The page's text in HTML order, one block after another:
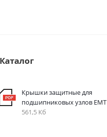
Каталог
Крышки защитные для
подшипниковых узлов ЕМТ
561,5 Кб